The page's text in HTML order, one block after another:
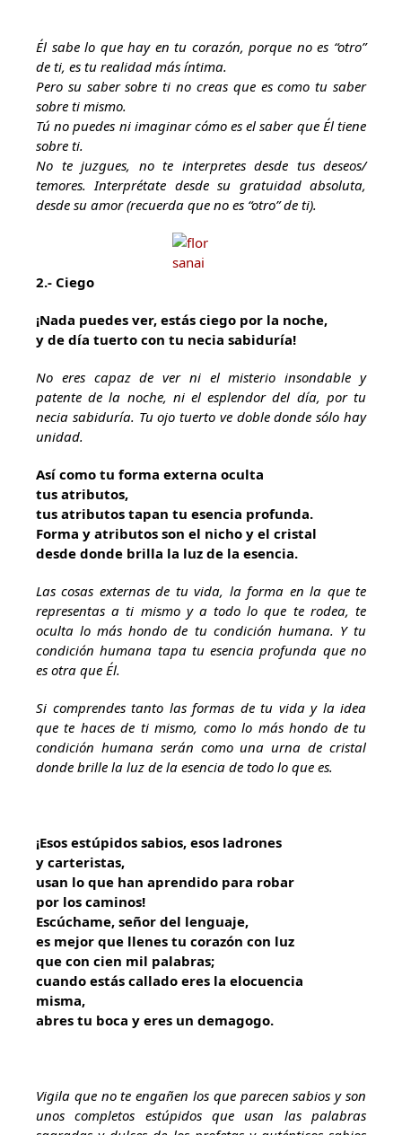
Él sabe lo que hay en tu corazón, porque no es “otro”
de ti, es tu realidad más íntima.
Pero su saber sobre ti no creas que es como tu saber
sobre ti mismo.
Tú no puedes ni imaginar cómo es el saber que Él tiene
sobre ti.
No te juzgues, no te interpretes desde tus deseos/
temores. Interprétate desde su gratuidad absoluta,
desde su amor (recuerda que no es “otro” de ti).
2.- Ciego
¡Nada puedes ver, estás ciego por la noche,
y de día tuerto con tu necia sabiduría!
No eres capaz de ver ni el misterio insondable y
patente de la noche, ni el esplendor del día, por tu
necia sabiduría. Tu ojo tuerto ve doble donde sólo hay
unidad.
Así como tu forma externa oculta
tus atributos,
tus atributos tapan tu esencia profunda.
Forma y atributos son el nicho y el cristal
desde donde brilla la luz de la esencia.
Las cosas externas de tu vida, la forma en la que te
representas a ti mismo y a todo lo que te rodea, te
oculta lo más hondo de tu condición humana. Y tu
condición humana tapa tu esencia profunda que no
es otra que Él.
Si comprendes tanto las formas de tu vida y la idea
que te haces de ti mismo, como lo más hondo de tu
condición humana serán como una urna de cristal
donde brille la luz de la esencia de todo lo que es.
¡Esos estúpidos sabios, esos ladrones
y carteristas,
usan lo que han aprendido para robar
por los caminos!
Escúchame, señor del lenguaje,
es mejor que llenes tu corazón con luz
que con cien mil palabras;
cuando estás callado eres la elocuencia
misma,
abres tu boca y eres un demagogo.
Vigila que no te engañen los que parecen sabios y son
unos completos estúpidos que usan las palabras